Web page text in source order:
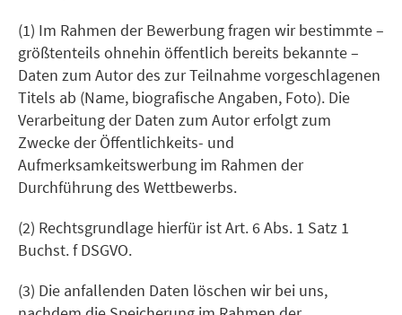
(1) Im Rahmen der Bewerbung fragen wir bestimmte –
größtenteils ohnehin öffentlich bereits bekannte –
Daten zum Autor des zur Teilnahme vorgeschlagenen
Titels ab (Name, biografische Angaben, Foto). Die
Verarbeitung der Daten zum Autor erfolgt zum
Zwecke der Öffentlichkeits- und
Aufmerksamkeitswerbung im Rahmen der
Durchführung des Wettbewerbs.
(2) Rechtsgrundlage hierfür ist Art. 6 Abs. 1 Satz 1
Buchst. f DSGVO.
(3) Die anfallenden Daten löschen wir bei uns,